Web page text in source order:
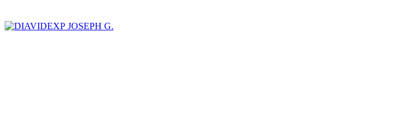
JOSEPH G.